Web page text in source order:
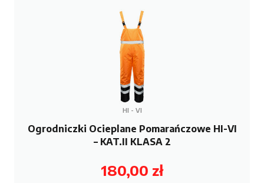
HI - VI
Ogrodniczki Ocieplane Pomarańczowe HI-VI
– KAT.II KLASA 2
180,00 zł